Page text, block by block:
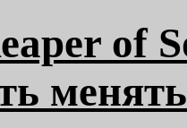
of